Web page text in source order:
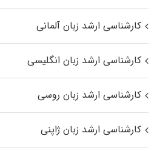
کارشناسی ارشد زبان آلمانی
کارشناسی ارشد زبان انگلیسی
کارشناسی ارشد زبان روسی
کارشناسی ارشد زبان ژاپنی